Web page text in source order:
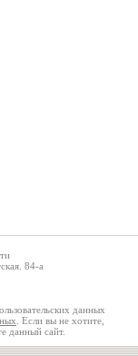
84-а
данных
. Если вы не хотите,
данный сайт.